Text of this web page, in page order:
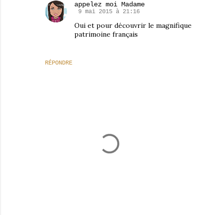
RÉPONDRE
appelez moi Madame
9 mai 2015 à 21:16
Oui et pour découvrir le magnifique
patrimoine français